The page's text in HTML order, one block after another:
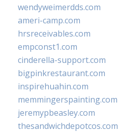
wendyweimerdds.com
ameri-camp.com
hrsreceivables.com
empconst1.com
cinderella-support.com
bigpinkrestaurant.com
inspirehuahin.com
memmingerspainting.com
jeremypbeasley.com
thesandwichdepotcos.com